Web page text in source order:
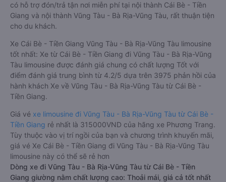
có hỗ trợ đón/trả tận nơi miễn phí tại nội thành Cái Bè - Tiền
Giang và nội thành Vũng Tàu - Bà Rịa-Vũng Tàu, rất thuận tiện
cho du khách.
Xe Cái Bè - Tiền Giang Vũng Tàu - Bà Rịa-Vũng Tàu limousine
tốt nhất: Xe từ Cái Bè - Tiền Giang đi Vũng Tàu - Bà Rịa-Vũng
Tàu limousine được đánh giá chung có chất lượng Tốt với
điểm đánh giá trung bình từ 4.2/5 dựa trên 3975 phản hồi của
hành khách Xe về Vũng Tàu - Bà Rịa-Vũng Tàu từ Cái Bè -
Tiền Giang.
Giá vé xe limousine đi Vũng Tàu - Bà Rịa-Vũng Tàu từ Cái Bè -
Tiền Giang rẻ nhất là 315000VND của hãng xe Phương Trang.
Tùy thuộc vào vị trí ngồi của bạn và chương trình khuyến mãi,
giá vé Xe Cái Bè - Tiền Giang đi Vũng Tàu - Bà Rịa-Vũng Tàu
limousine này có thể sẽ rẻ hơn
Dòng xe đi Vũng Tàu - Bà Rịa-Vũng Tàu từ Cái Bè - Tiền
Giang giường nằm chất lượng cao: Thoải mái, giá cả tốt nhất